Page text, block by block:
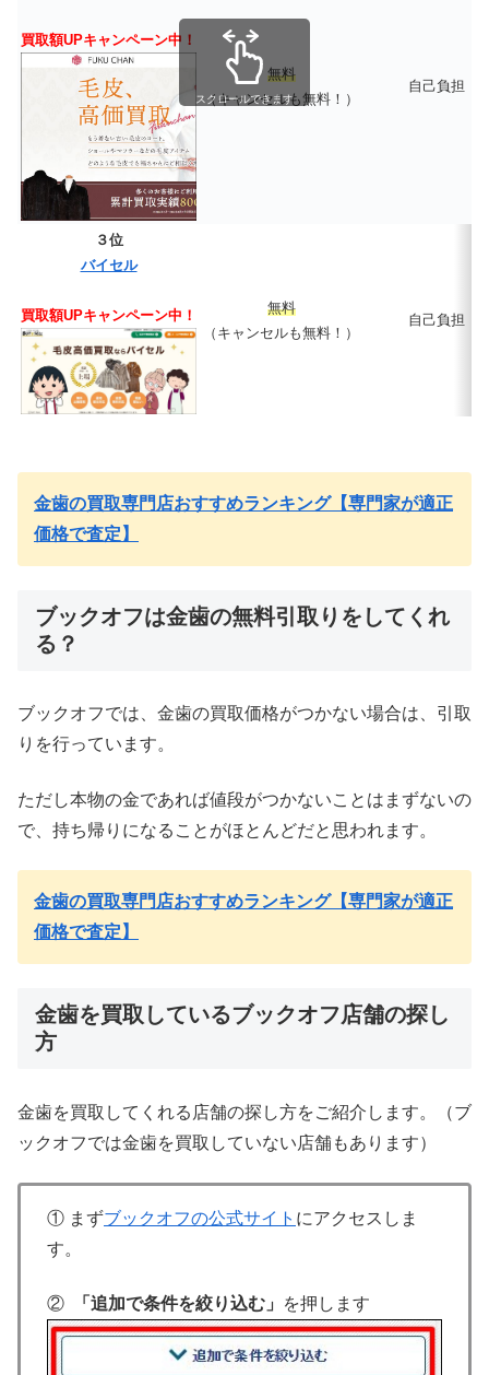
買取額UPキャンペーン中！
無料
（キャンセルも無料！）
自己負担
３位
バイセル
買取額UPキャンペーン中！
無料
（キャンセルも無料！）
自己負担
スクロールできます
金歯の買取専門店おすすめランキング【専門家が適正
価格で査定】
ブックオフは金歯の無料引取りをしてくれ
る？
ブックオフでは、金歯の買取価格がつかない場合は、引取
りを行っています。
ただし本物の金であれば値段がつかないことはまずないの
で、持ち帰りになることがほとんどだと思われます。
金歯の買取専門店おすすめランキング【専門家が適正
価格で査定】
金歯を買取しているブックオフ店舗の探し
方
金歯を買取してくれる店舗の探し方をご紹介します。（ブ
ックオフでは金歯を買取していない店舗もあります）
① まずブックオフの公式サイト にアクセスしま
す。
② 「追加で条件を絞り込む」 を押します